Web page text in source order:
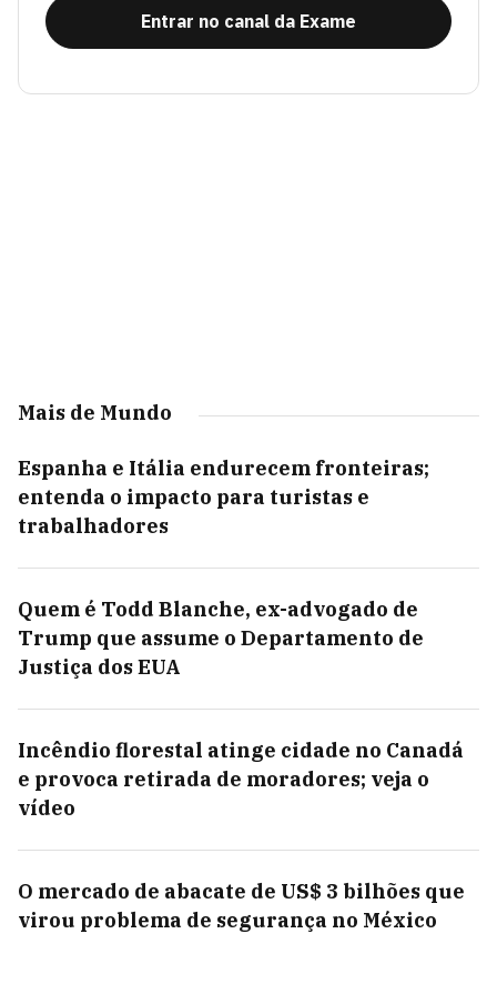
Entrar no canal da Exame
Mais de Mundo
Espanha e Itália endurecem fronteiras;
entenda o impacto para turistas e
trabalhadores
Quem é Todd Blanche, ex-advogado de
Trump que assume o Departamento de
Justiça dos EUA
Incêndio florestal atinge cidade no Canadá
e provoca retirada de moradores; veja o
vídeo
O mercado de abacate de US$ 3 bilhões que
virou problema de segurança no México